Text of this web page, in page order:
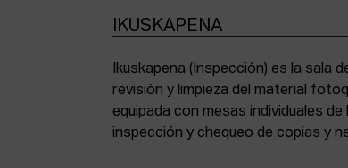
IKUSKAPENA
Ikuskapena (Inspección) es la sala
revisión y limpieza del material
equipada con mesas individuales
inspección y chequeo de copias y
sincronizadoras de sonido, moviolas
humidificadora y campana extractora